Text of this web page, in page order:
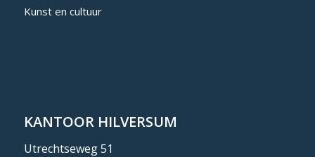
Kunst en cultuur
KANTOOR HILVERSUM
Utrechtseweg 51